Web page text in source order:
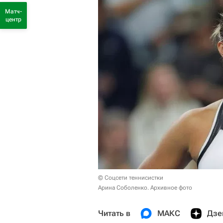
© Соцсети теннисистки
Арина Соболенко. Архивное фото
Читать в МАКС
Матч-
центр